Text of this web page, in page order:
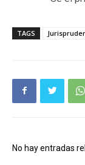
TAGS
No hay entradas